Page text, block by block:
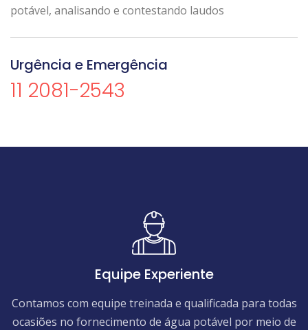
potável, analisando e contestando laudos
Urgência e Emergência
11 2081-2543
Equipe Experiente
Contamos com equipe treinada e qualificada para todas
ocasiões no fornecimento de água potável por meio de